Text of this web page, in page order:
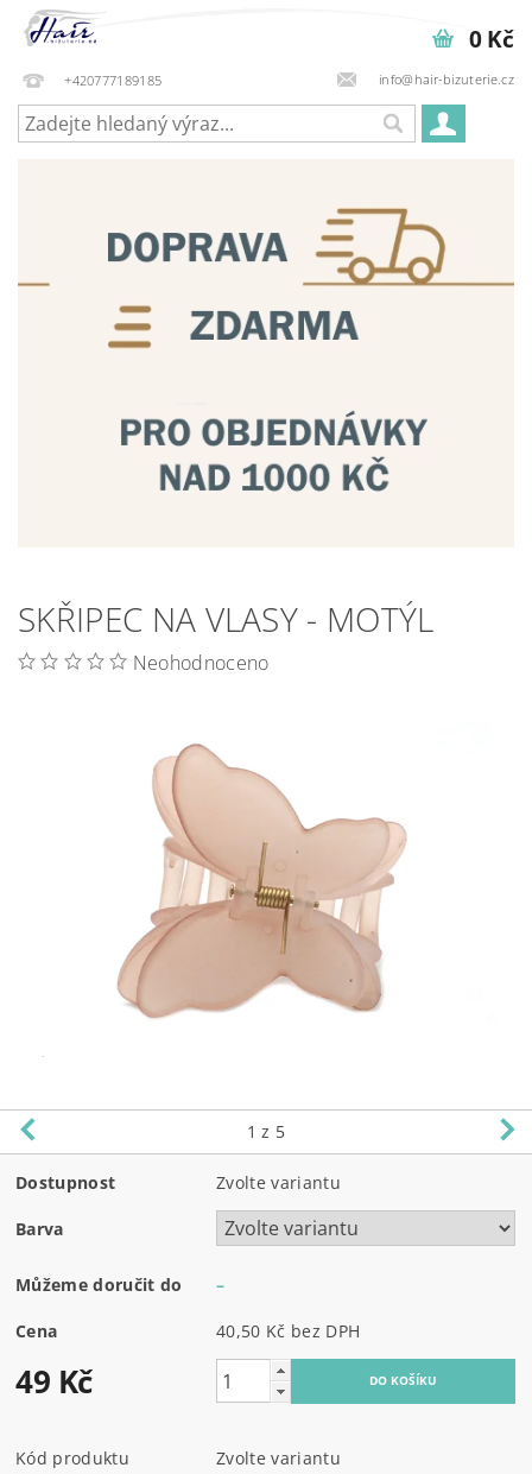
+420777189185 info@hair-bizuterie.cz
0 Kč
SKŘIPEC NA VLASY - MOTÝL
Neohodnoceno
1 z 5
Dostupnost Zvolte variantu
Barva
Můžeme doručit do –
Cena 40,50 Kč bez DPH
49 Kč
Kód produktu
Zvolte variantu